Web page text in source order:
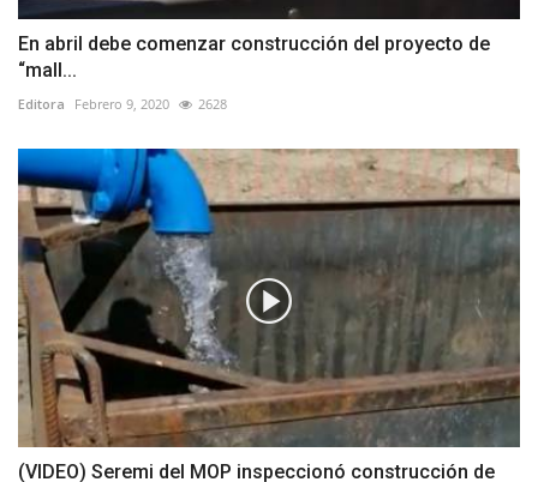
En abril debe comenzar construcción del proyecto de
“mall...
Editora Febrero 9, 2020 2628
(VIDEO) Seremi del MOP inspeccionó construcción de